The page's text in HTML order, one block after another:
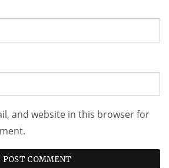
and website in this browser for